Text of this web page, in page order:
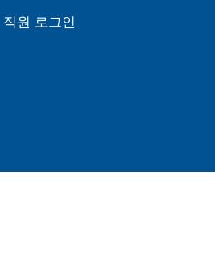
직원 로그인